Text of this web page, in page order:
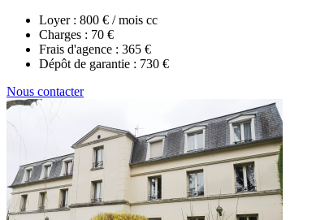
Loyer : 800 € / mois cc
Charges : 70 €
Frais d'agence : 365 €
Dépôt de garantie : 730 €
Nous contacter